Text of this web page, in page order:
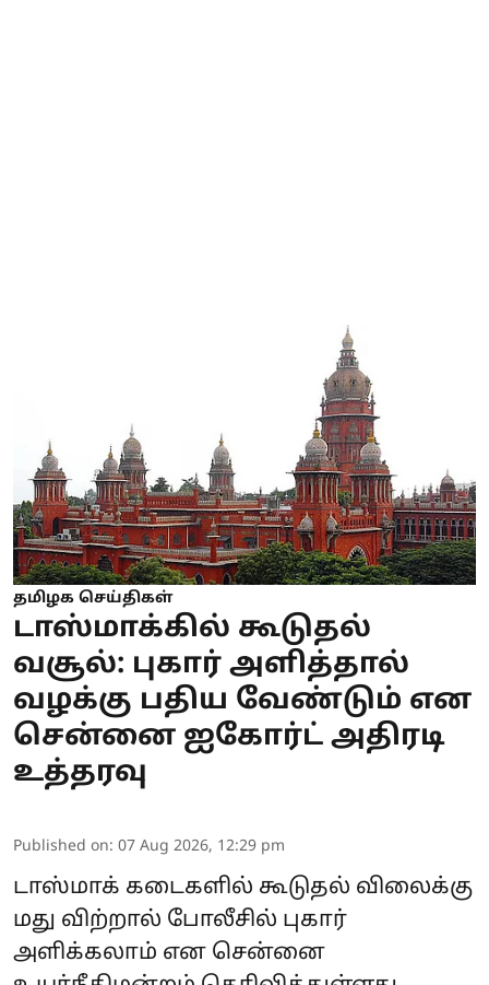
தமிழக செய்திகள்
டாஸ்மாக்கில் கூடுதல்
வசூல்: புகார் அளித்தால்
வழக்கு பதிய வேண்டும் என
சென்னை ஐகோர்ட் அதிரடி
உத்தரவு
Published on: 07 Aug 2026, 12:29 pm
டாஸ்மாக் கடைகளில் கூடுதல் விலைக்கு
மது விற்றால் போலீசில் புகார்
அளிக்கலாம் என சென்னை